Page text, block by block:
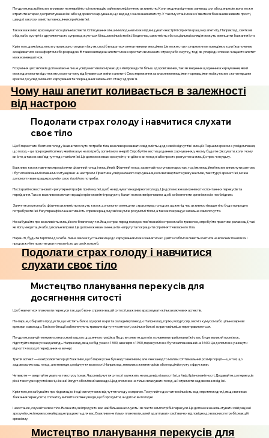
По-друге, настрій може впливати на енергійність і мотивацію займатися фізичною активністю. Коли людина відчуває занепад сил або депресію, вона може
втратити інтерес до приготування їжі або здорового харчування, що веде до зниження апетиту. У такому стані може з'явитися бажання вживати прості,
швидкі закуски замість повноцінних прийомів їжі.
Також важливо враховувати соціальні аспекти. Спілкування з іншими людьми може підвищувати настрій і сприяти кращому апетиту. Наприклад, святкові
обіди або зустрічі з друзями часто супроводжуються більшою кількістю їжі. Водночас, самотність або соціальна ізоляція можуть зменшити бажання їсти.
Крім того, деякі люди можуть використовувати їжу як спосіб впоратися з негативними емоціями. Це може стати стереотипом поведінки, коли їжа починає
асоціюватися з комфортом або розрадою. В таких випадках апетит може зростати в моменти стресу або смутку, тоді як у періоди спокою чи щастя апетит
може зменшитися.
Розуміння цих зв’язків допомагає не лише усвідомити власні реакції, а й впровадити більш здорові звички, такі як ведення щоденника харчування, який
може допомогти відстежити, коли та чому відбуваються зміни в апетиті. Спостереження за власними емоціями та реакціями на їжу може стати першим
кроком до усвідомленого харчування та покращення загального стану здоров'я.
Чому наш апетит коливається в залежності
від настрою
Подолати страх голоду і навчитися слухати
своє тіло
Щоб перестати боятися голоду і навчитися чути потреби тіла, важливо розвивати свідомість щодо своїх відчуттів і емоцій. Першим кроком є усвідомлення,
що голод – це природний сигнал, який вказує на потребу організму в енергії. Спробуйте вести щоденник харчування, у якому будете фіксувати, коли і чому
ви їсте, а також свої відчуття до та після їжі. Це допоможе вам зрозуміти, чи дійсно ви голодні або просто реагуєте на емоції, стрес чи нудьгу.
Важливо також навчитися розрізняти фізичний голод і емоційний. Фізичний голод зазвичай поступово наростає, тоді як емоційний може виникнути раптово
і бути пов’язаним із певними ситуаціями чи настроєм. Практика усвідомленого харчування, коли ви звертаєте увагу на смак, текстуру і аромат їжі, може
допомогти вам краще розуміти своє тіло і його потреби.
Постарайтеся встановити регулярний графік прийому їжі, щоб не відчувати надмірного голоду. Це допоможе вам уникнути спонтанних перекусів та
переїдання. Також важливо включати в раціон різноманітні продукти, багаті на поживні речовини, щоб забезпечити організм всім необхідним.
Заняття спортом або фізична активність можуть також допомогти зменшити страх перед голодом, адже під час активності ваше тіло буде природно
потребувати їжі. Регулярна фізична активність сприяє кращому зв’язку між розумом і тілом, а також покращує загальне самопочуття.
Не забувайте про важливість емоційного благополуччя. Якщо страх перед голодом пов’язаний із стресом або тривогою, спробуйте практики релаксації, такі
як йога, медитація або дихальні вправи. Це допоможе вам зменшити напругу та покращити сприйняття власного тіла.
Нарешті, будьте терплячі до себе. Зміна звичок і установки щодо харчування може зайняти час. Дайте собі можливість вчитися на власних помилках і
продовжуйте практикувати уважність до своїх потреб.
Подолати страх голоду і навчитися
слухати своє тіло
Мистецтво планування перекусів для
досягнення ситості
Щоб навчитися планувати перекуси так, щоб вони сприяли вашій ситості, важливо враховувати кілька ключових аспектів.
По-перше, обирайте продукти, що містять білки, здорові жири та складні вуглеводи. Наприклад, горіхи, йогурт, сир, овочі з хумусом або цільнозернові
крекери з авокадо. Такі комбінації забезпечують тривале відчуття ситності, оскільки білки і жири повільніше перетравлюються.
По-друге, плануйте перекуси на основі вашого щоденного графіка. Якщо ви знаєте, що між основними прийомами їжі у вас буде великий проміжок,
підготуйте перекус заздалегідь. Наприклад, якщо обід у вас о 13:00, а вечеря о 19:00, перекус може бути запланований на 16:00. Це допоможе уникнути
відчуття голоду і переїдання на вечері.
Третій аспект — контролюйте порції. Важливо, щоб перекус не був надто великим, але й не занадто малим. Оптимальний розмір порції — це той, що
задовольняє ваш голод, але не веде до відчуття важкості. Наприклад, невелика жменя горіхів або порція йогурту з фруктами.
Четверте — звертайте увагу на текстуру і смак. Часом відчуття ситості залежить не лише від кількості їжі, а й від її різноманітності. Додавайте до перекусів
різні текстури: хрусткі овочі, ніжний йогурт або м’який авокадо. Це допоможе не тільки вгамувати голод, а й отримати задоволення від їжі.
Крім того, не забувайте про гідратацію. Іноді ми плутаємо відчуття голоду з спрагою. Тому пийте достатню кількість води протягом дня, і, якщо виникає
бажання перекусити, спочатку випийте склянку води, щоб зрозуміти, чи дійсно ви голодні.
І наостанок, слухайте своє тіло. Визначте, які продукти вас найбільше насичують і як часто вам потрібні перекуси. Це допоможе налаштувати свій раціон і
зрозуміти, які перекуси найкраще працюють для вас. Важливо не тільки планувати, але й адаптувати свої звички відповідно до власних потреб і реакцій
організму.
Мистецтво планування перекусів для